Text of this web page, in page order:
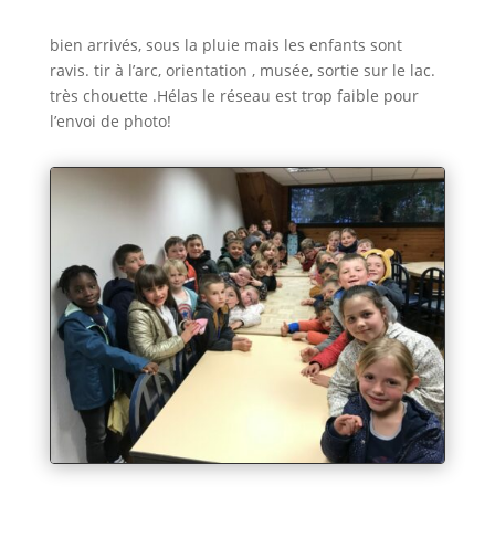
bien arrivés, sous la pluie mais les enfants sont
ravis. tir à l’arc, orientation , musée, sortie sur le lac.
très chouette .Hélas le réseau est trop faible pour
l’envoi de photo!